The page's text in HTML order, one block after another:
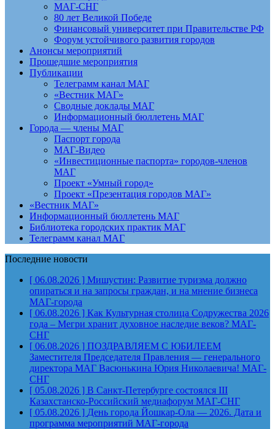
МАГ-СНГ
80 лет Великой Победе
Финансовый университет при Правительстве РФ
Форум устойчивого развития городов
Анонсы мероприятий
Прошедшие мероприятия
Публикации
Телеграмм канал МАГ
«Вестник МАГ»
Сводные доклады МАГ
Информационный бюллетень МАГ
Города — члены МАГ
Паспорт города
МАГ-Видео
«Инвестиционные паспорта» городов-членов
МАГ
Проект «Умный город»
Проект «Презентация городов МАГ»
«Вестник МАГ»
Информационный бюллетень МАГ
Библиотека городских практик МАГ
Телеграмм канал МАГ
Последние новости
[ 06.08.2026 ] Мишустин: Развитие туризма должно
опираться и на запросы граждан, и на мнение бизнеса
МАГ-города
[ 06.08.2026 ] Как Культурная столица Содружества 2026
года – Мегри хранит духовное наследие веков? МАГ-
СНГ
[ 06.08.2026 ] ПОЗДРАВЛЯЕМ С ЮБИЛЕЕМ
Заместителя Председателя Правления — генерального
директора МАГ Васюнькина Юрия Николаевича! МАГ-
СНГ
[ 05.08.2026 ] В Санкт-Петербурге состоялся III
Казахстанско-Российский медиафорум МАГ-СНГ
[ 05.08.2026 ] День города Йошкар-Ола — 2026. Дата и
программа мероприятий МАГ-города